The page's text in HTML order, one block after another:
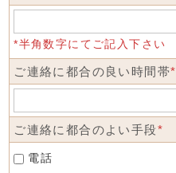
*半角数字にてご記入下さい
ご連絡に都合の良い時間帯*
ご連絡に都合のよい手段*
電話